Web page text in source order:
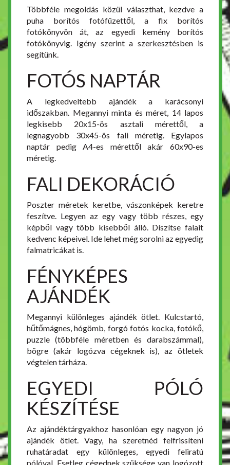
Többféle megoldás közül választhat, kezdve a
puha borítós fotófüzettől, a fix borítós
fotókönyvön át, az egyedi kemény borítós
fotókönyvig. Igény szerint a szerkesztésben is
segítünk.
FOTÓS NAPTÁR
A legkedveltebb ajándék a karácsonyi
időszakban. Megannyi minta és méret, 14 lapos
legkisebb 20x15-ös asztali mérettől, a
legnagyobb 30x45-ös fali méretig. Egylapos
naptár pedig A4-es mérettől akár 60x90-es
méretig.
FALI DEKORÁCIÓ
Poszter méretek keretbe, vászonképek keretre
feszítve. Legyen az egy vagy több részes, egy
képből vagy több kisebből álló. Díszítse falait
kedvenc képeivel. Ide lehet még sorolni az egyedig
falmatricákat is.
FÉNYKÉPES
AJÁNDÉK
Megannyi különleges ajándék ötlet. Kulcstartó,
hűtőmágnes, hógömb, forgó fotós kocka, fotókő,
puzzle (többféle méretben és darabszámmal),
bögre (akár logózva cégeknek is), az ötletek
végtelen tárháza.
EGYEDI PÓLÓ
KÉSZÍTÉSE
Az ajándéktárgyakhoz hasonlóan egy nagyon jó
ajándék ötlet. Vagy, ha szeretnéd felfrissíteni
ruhatáradat egy különleges, egyedi feliratú
pólóval. Esetleg cégednek szüksége van logózott